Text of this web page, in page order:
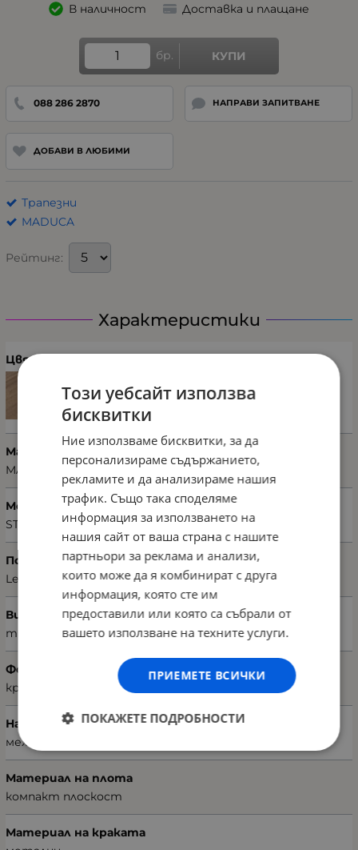
В наличност Доставка и плащане
бр. КУПИ
088 286 2870 НАПРАВИ ЗАПИТВАНЕ
ДОБАВИ В ЛЮБИМИ
Трапезни
MADUCA
Рейтинг:
Характеристики
Цвят
Марка
MADUCA
Модел
STAR
Подвид
Legnano
Вид
трапезна
Форма
кръгла
Начин на разпъване
механично
Материал на плота
компакт плоскост
Материал на краката
Този уебсайт използва
бисквитки
Ние използваме бисквитки, за да
персонализираме съдържанието,
рекламите и да анализираме нашия
трафик. Също така споделяме
информация за използването на
нашия сайт от ваша страна с нашите
партньори за реклама и анализи,
които може да я комбинират с друга
информация, която сте им
предоставили или която са събрали от
вашето използване на техните услуги.
ПРИЕМЕТЕ ВСИЧКИ
ПОКАЖЕТЕ ПОДРОБНОСТИ